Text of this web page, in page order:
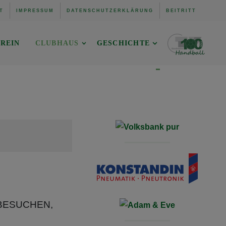
IMPRESSUM DATENSCHUTZERKLÄRUNG BEITRITT
CLUBHAUS GESCHICHTE